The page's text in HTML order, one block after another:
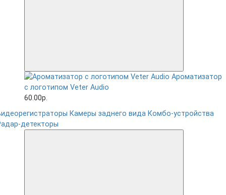
Ароматизатор
с логотипом Veter Audio
60.00р.
Камеры заднего вида Комбо-устройства
детекторы